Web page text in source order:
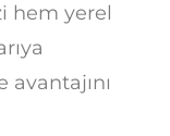
hem yerel